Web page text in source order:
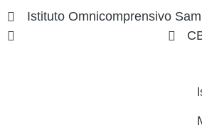
Istituto Omnicomprensivo